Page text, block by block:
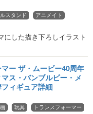
スタンド
アニメイト
にした描き下ろしイラスト
マー ザ・ムービー40周年
ス・バンブルビー・メ
ィギュア詳細
玩具
トランスフォーマー